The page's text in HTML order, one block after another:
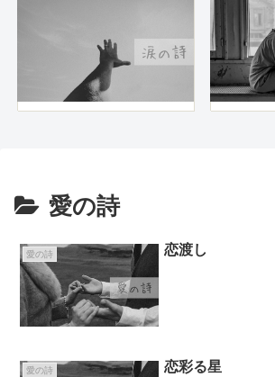
愛の詩
愛の詩 恋渡し
愛の詩 恋彩る星